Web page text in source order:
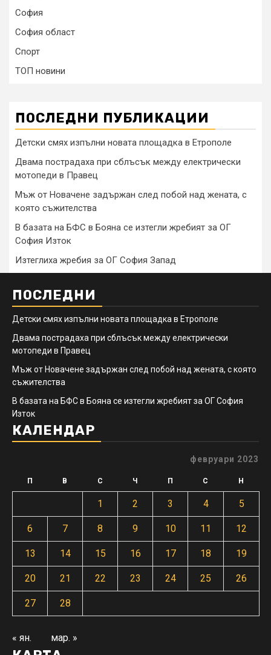
София
София област
Спорт
ТОП новини
ПОСЛЕДНИ ПУБЛИКАЦИИ
Детски смях изпълни новата площадка в Етрополе
Двама пострадаха при сблъсък между електрически
мотопеди в Правец
Мъж от Новачене задържан след побой над жената, с
която съжителства
В базата на БФС в Бояна се изтегли жребият за ОГ
София Изток
Изтеглиха жребия за ОГ София Запад
ПОСЛЕДНИ
Детски смях изпълни новата площадка в Етрополе
Двама пострадаха при сблъсък между електрически
мотопеди в Правец
Мъж от Новачене задържан след побой над жената, с която
съжителства
В базата на БФС в Бояна се изтегли жребият за ОГ София
Изток
КАЛЕНДАР
февруари 2023
П В С Ч П С Н
1 2 3 4 5
6 7 8 9 10 11 12
13 14 15 16 17 18 19
20 21 22 23 24 25 26
27 28
« ян. мар. »